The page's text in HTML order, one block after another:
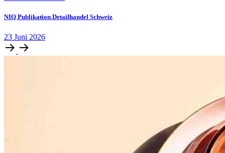
NIQ Publikation Detailhandel Schweiz
23 Juni 2026